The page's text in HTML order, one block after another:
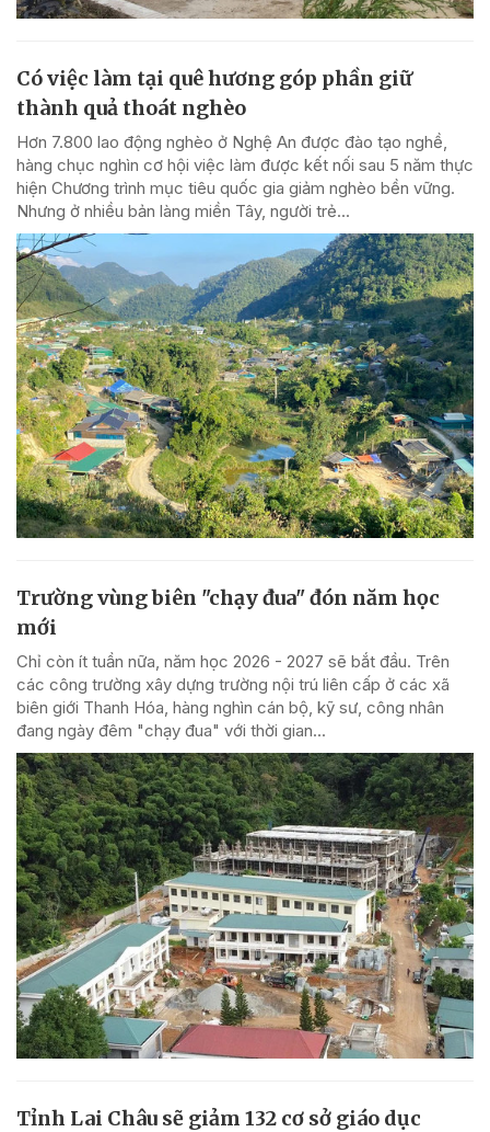
Có việc làm tại quê hương góp phần giữ
thành quả thoát nghèo
Hơn 7.800 lao động nghèo ở Nghệ An được đào tạo nghề,
hàng chục nghìn cơ hội việc làm được kết nối sau 5 năm thực
hiện Chương trình mục tiêu quốc gia giảm nghèo bền vững.
Nhưng ở nhiều bản làng miền Tây, người trẻ...
Trường vùng biên "chạy đua" đón năm học
mới
Chỉ còn ít tuần nữa, năm học 2026 - 2027 sẽ bắt đầu. Trên
các công trường xây dựng trường nội trú liên cấp ở các xã
biên giới Thanh Hóa, hàng nghìn cán bộ, kỹ sư, công nhân
đang ngày đêm "chạy đua" với thời gian...
Tỉnh Lai Châu sẽ giảm 132 cơ sở giáo dục